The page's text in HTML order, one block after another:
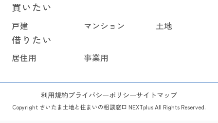
買いたい
戸建 マンション 土地
借りたい
居住用 事業用
利用規約プライバシーポリシーサイトマップ
Copyright さいたま土地と住まいの相談窓口 NEXTplus All Rights Reserved.